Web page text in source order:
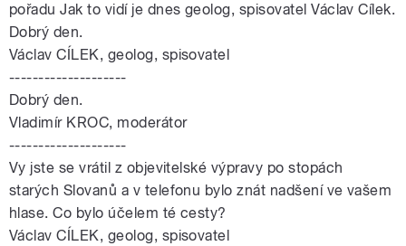
pořadu Jak to vidí je dnes geolog, spisovatel Václav Cílek.
Dobrý den.
Václav CÍLEK, geolog, spisovatel
--------------------
Dobrý den.
Vladimír KROC, moderátor
--------------------
Vy jste se vrátil z objevitelské výpravy po stopách
starých Slovanů a v telefonu bylo znát nadšení ve vašem
hlase. Co bylo účelem té cesty?
Václav CÍLEK, geolog, spisovatel